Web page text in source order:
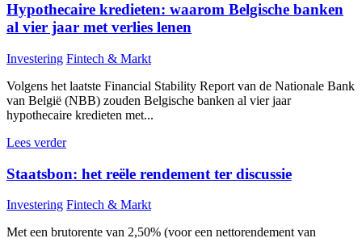
Hypothecaire kredieten: waarom Belgische banken
al vier jaar met verlies lenen
Investering Fintech & Markt
Volgens het laatste Financial Stability Report van de Nationale Bank
van België (NBB) zouden Belgische banken al vier jaar
hypothecaire kredieten met...
Lees verder
Staatsbon: het reële rendement ter discussie
Investering Fintech & Markt
Met een brutorente van 2,50% (voor een nettorendement van